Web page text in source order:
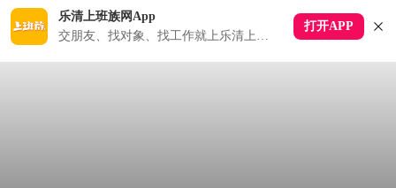
乐清上班族网App
交朋友、找对象、找工作就上乐清上班族APP
打开APP